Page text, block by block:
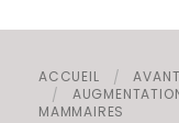
CHIRURGIE INTIME
MÉDECINE
ACCUEIL
MAMMAIRES